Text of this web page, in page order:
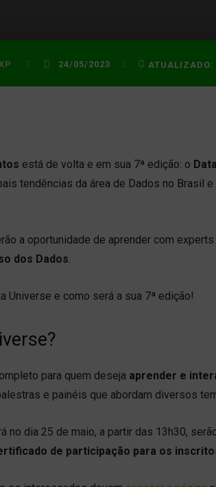
24/05/2023 ATUALIZADO:
está de volta e em sua 7ª edição: o
tendências da área de Dados no Brasil
a oportunidade de aprender com
dos Dados
Universe e como será a sua 7ª edição!
para quem deseja aprender e
e painéis que abordam diversos
no dia 25 de maio, a partir das 13h30,
de participação para os